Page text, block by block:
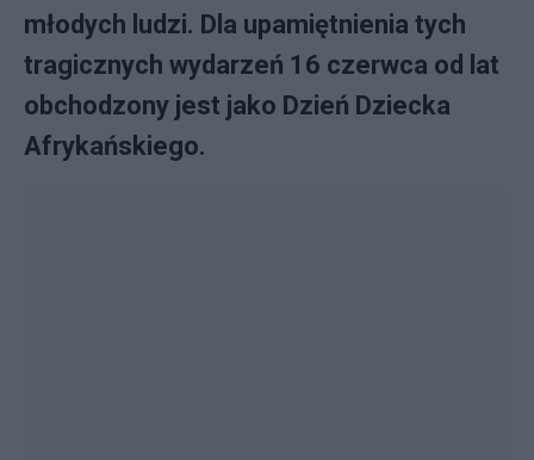
młodych ludzi. Dla upamiętnienia tych
tragicznych wydarzeń 16 czerwca od lat
obchodzony jest jako Dzień Dziecka
Afrykańskiego.